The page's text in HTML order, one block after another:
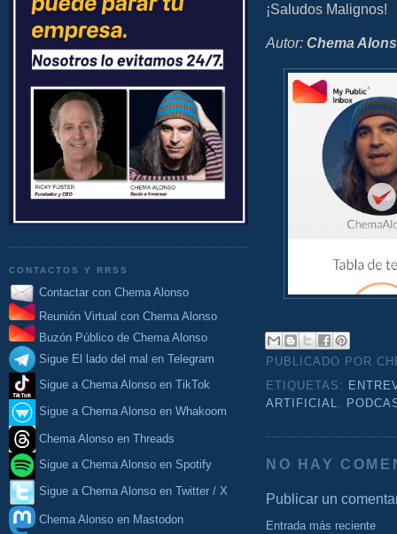
CONTACTOS Y RRSS
Contactar con Chema Alonso
Reunión Virtual con Chema Alonso
Buzón Público de Chema Alonso
Sigue El lado del mal en Telegram
Sigue a Chema Alonso en TikTok
Sigue a Chema Alonso en Whakoom
Chema Alonso en Threads
Sigue a Chema Alonso en Spotify
Sigue a Chema Alonso en Twitter / X
Chema Alonso en Mastodon
¡Saludos Malignos!
Autor: Chema
PUBLICADO POR
ETIQUETAS:
ARTIFICIAL,
NO HAY
Publicar un
Entrada más reciente